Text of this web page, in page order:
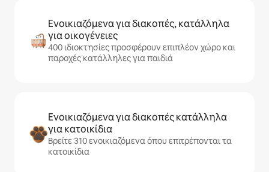
Ενοικιαζόμενα για διακοπές, κατάλληλα
για οικογένειες
400 ιδιοκτησίες προσφέρουν επιπλέον χώρο και
παροχές κατάλληλες για παιδιά
Ενοικιαζόμενα για διακοπές κατάλληλα
για κατοικίδια
Βρείτε 310 ενοικιαζόμενα όπου επιτρέπονται τα
κατοικίδια